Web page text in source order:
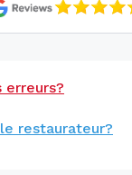
erreurs?
restaurateur?